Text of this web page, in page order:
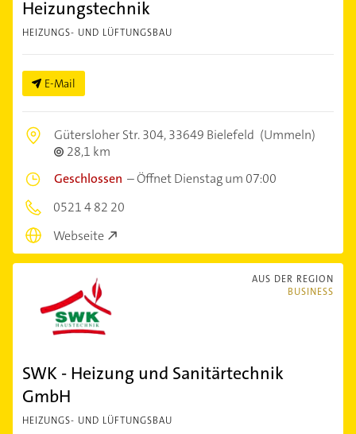
Heizungstechnik
HEIZUNGS- UND LÜFTUNGSBAU
E-Mail
Gütersloher Str. 304,33649 Bielefeld (Ummeln)
28,1 km
Geschlossen –Öffnet Dienstag um 07:00
0521 4 82 20
Webseite
AUS DER REGION
BUSINESS
SWK - Heizung und Sanitärtechnik
GmbH
HEIZUNGS- UND LÜFTUNGSBAU